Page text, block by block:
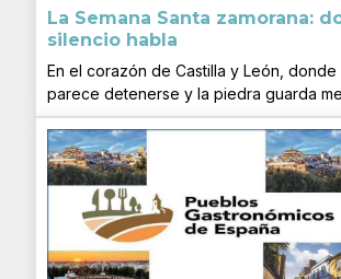
La Semana Santa zamorana:
silencio habla
En el corazón de Castilla y León, donde
parece detenerse y la piedra guarda